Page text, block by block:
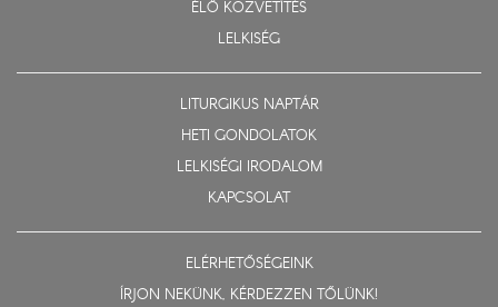
ÉLŐ KÖZVETÍTÉS
LELKISÉG
LITURGIKUS NAPTÁR
HETI GONDOLATOK
LELKISÉGI IRODALOM
KAPCSOLAT
ELÉRHETŐSÉGEINK
ÍRJON NEKÜNK, KÉRDEZZEN TŐLÜNK!